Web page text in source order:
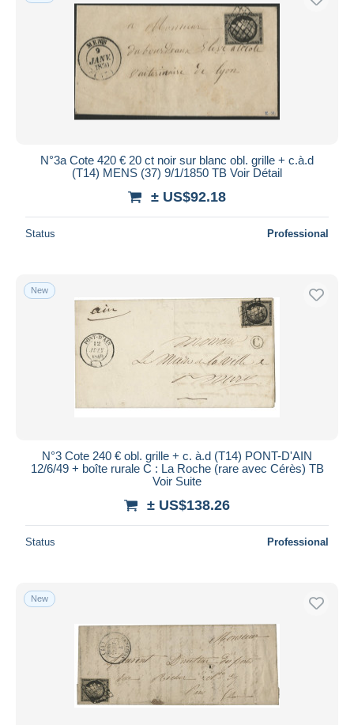
N°3a Cote 420 € 20 ct noir sur blanc obl. grille + c.à.d
(T14) MENS (37) 9/1/1850 TB Voir Détail
± US$92.18
Status Professional
New
N°3 Cote 240 € obl. grille + c. à.d (T14) PONT-D'AIN
12/6/49 + boîte rurale C : La Roche (rare avec Cérès) TB
Voir Suite
± US$138.26
Status Professional
New